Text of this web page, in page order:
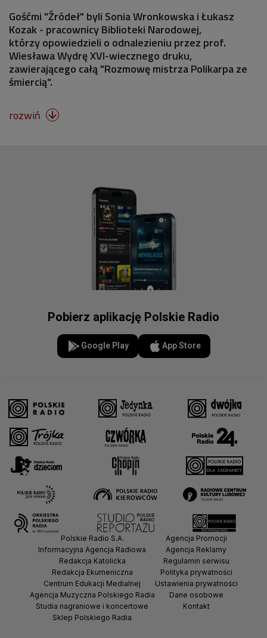
Gośćmi "Źródeł" byli Sonia Wronkowska i Łukasz
Kozak - pracownicy Biblioteki Narodowej,
którzy opowiedzieli o odnalezieniu przez prof.
Wiesława Wydrę XVI-wiecznego druku,
zawierającego całą "Rozmowę mistrza Polikarpa ze
śmiercią".
rozwiń 
Pobierz aplikację Polskie Radio
Google Play App Store
Polskie Radio S.A.
Informacyjna Agencja Radiowa
Redakcja Katolicka
Redakcja Ekumeniczna
Centrum Edukacji Medialnej
Agencja Muzyczna Polskiego Radia
Studia nagraniowe i koncertowe
Sklep Polskiego Radia
Agencja Promocji
Agencja Reklamy
Regulamin serwisu
Polityka prywatności
Ustawienia prywatności
Dane osobowe
Kontakt